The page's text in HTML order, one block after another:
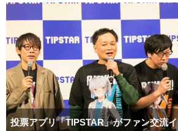
投票アプリ「TIPSTAR」がファン交流イ